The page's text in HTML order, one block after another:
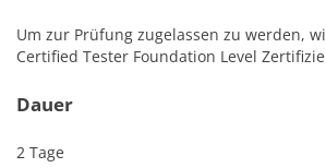
Um zur Prüfung zugelassen zu werden,
Certified Tester Foundation Level
Dauer
2 Tage